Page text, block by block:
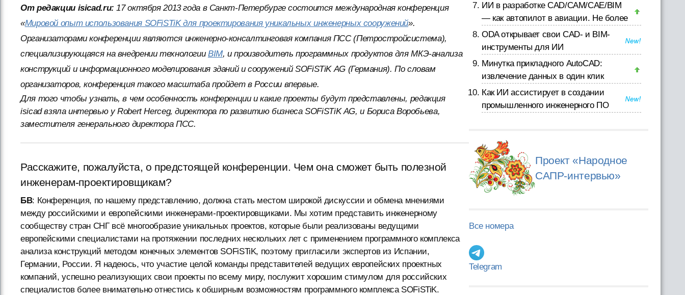
От редакции isicad.ru: 17 октября 2013 года в Санкт-Петербурге состоится международная конференция
«Мировой опыт использования SOFiSTiK для проектирования уникальных инженерных сооружений».
Организаторами конференции являются инженерно-консалтинговая компания ПСС (Петростройсистема),
специализирующаяся на внедрении технологии BIM, и производитель программных продуктов для МКЭ-анализа
конструкций и информационного моделирования зданий и сооружений SOFiSTiK AG (Германия). По словам
организаторов, конференция такого масштаба пройдет в России впервые.
Для того чтобы узнать, в чем особенность конференции и какие проекты будут представлены, редакция
isicad взяла интервью у Robert Herceg, директора по развитию бизнеса SOFiSTiK AG, и Бориса Воробьева,
заместителя генерального директора ПСС.
Расскажите, пожалуйста, о предстоящей конференции. Чем она сможет быть полезной
инженерам-проектировщикам?
БВ: Конференция, по нашему представлению, должна стать местом широкой дискуссии и обмена мнениями
между российскими и европейскими инженерами-проектировщиками. Мы хотим представить инженерному
сообществу стран СНГ всё многообразие уникальных проектов, которые были реализованы ведущими
европейскими специалистами на протяжении последних нескольких лет с применением программного комплекса
анализа конструкций методом конечных элементов SOFiSTiK, поэтому пригласили экспертов из Испании,
Германии, России. Я надеюсь, что участие целой команды представителей ведущих европейских проектных
компаний, успешно реализующих свои проекты по всему миру, послужит хорошим стимулом для российских
специалистов более внимательно отнестись к обширным возможностям программного комплекса SOFiSTiK.
ИИ в разработке CAD/CAM/CAE/BIM
— как автопилот в авиации. Не более
ODA открывает свои CAD- и BIM-
инструменты для ИИ
Минутка прикладного AutoCAD:
извлечение данных в один клик
Как ИИ ассистирует в создании
промышленного инженерного ПО
Проект «Народное
САПР-интервью»
Все номера
Telegram